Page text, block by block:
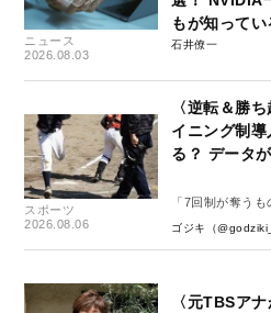
ニュース
2026.08.03
もが知って
石井僚一
スポーツ
2026.08.06
〈逆転＆勝
イニング制
る？ データ
「7回制が奪う
失-」
ゴジキ（
〈元TBSア